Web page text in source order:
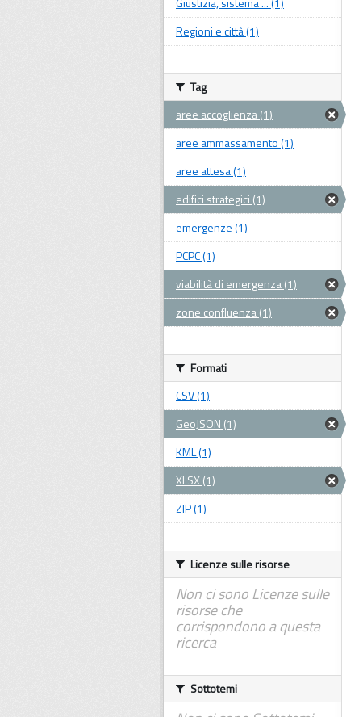
Regioni e città (1)
Tag
aree accoglienza (1)
aree ammassamento (1)
aree attesa (1)
edifici strategici (1)
emergenze (1)
PCPC (1)
viabilità di emergenza (1)
zone confluenza (1)
Formati
CSV (1)
GeoJSON (1)
KML (1)
XLSX (1)
ZIP (1)
Licenze sulle risorse
Non ci sono Licenze sulle
risorse che
corrispondono a questa
ricerca
Sottotemi